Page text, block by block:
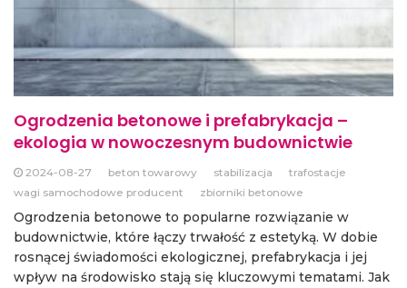
Ogrodzenia betonowe i prefabrykacja –
ekologia w nowoczesnym budownictwie
2024-08-27 beton towarowy stabilizacja
trafostacje
wagi samochodowe producent
zbiorniki betonowe
Ogrodzenia betonowe to popularne rozwiązanie w
budownictwie, które łączy trwałość z estetyką. W dobie
rosnącej świadomości ekologicznej, prefabrykacja i jej
wpływ na środowisko stają się kluczowymi tematami. Jak